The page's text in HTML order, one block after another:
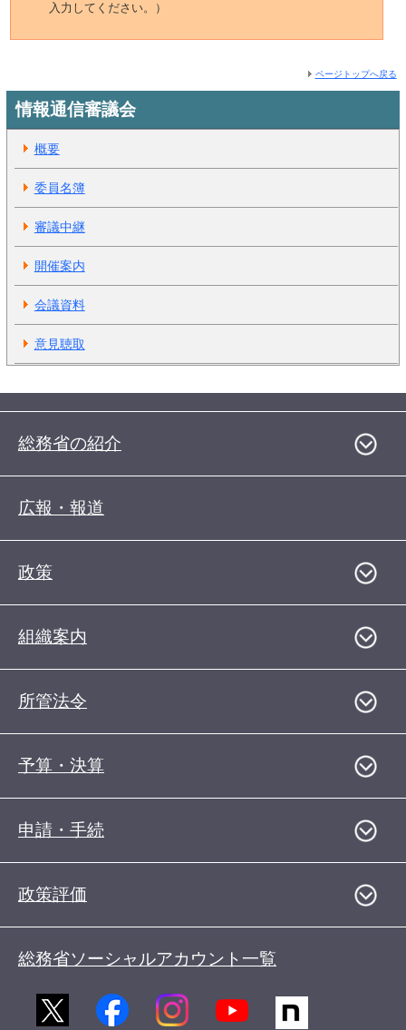
入力してください。）
ページトップへ戻る
情報通信審議会
概要
委員名簿
審議中継
開催案内
会議資料
意見聴取
総務省の紹介
広報・報道
政策
組織案内
所管法令
予算・決算
申請・手続
政策評価
総務省ソーシャルアカウント一覧